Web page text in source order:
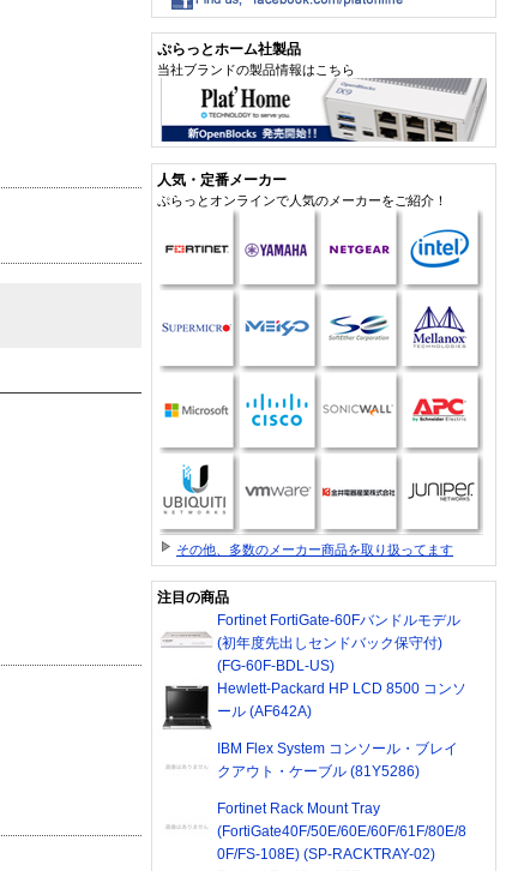
ぷらっとホーム社製品
当社ブランドの製品情報はこちら
人気・定番メーカー
ぷらっとオンラインで人気のメーカーをご紹介！
その他、多数のメーカー商品を取り扱ってます
注目の商品
Fortinet FortiGate-60Fバンドルモデル
(初年度先出しセンドバック保守付)
(FG-60F-BDL-US)
Hewlett-Packard HP LCD 8500 コンソ
ール (AF642A)
IBM Flex System コンソール・ブレイ
クアウト・ケーブル (81Y5286)
Fortinet Rack Mount Tray
(FortiGate40F/50E/60E/60F/61F/80E/8
0F/FS-108E) (SP-RACKTRAY-02)